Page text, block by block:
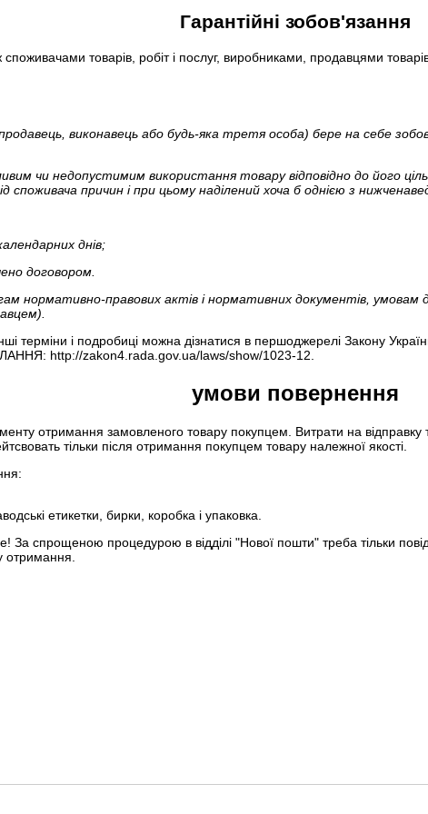
Гарантійні зобов'язання
товарів, робіт і послуг, виробниками, продавцями
виконавець або будь-яка третя особа) бере на себе
чи недопустимим використання товару відповідно до його
споживача причин і при цьому наділений хоча б однією з
днів;
договором.
нормативно-правових актів і нормативних документів,
терміни і подробиці можна дізнатися в першоджерелі Закону
http://zakon4.rada.gov.ua/laws/show/1023-12.
умови повернення
отримання замовленого товару покупцем. Витрати на відправку
тільки після отримання покупцем товару належної якості.
етикетки, бирки, коробка і упаковка.
За спрощеною процедурою в відділі "Нової пошти" треба тільки
отримання.